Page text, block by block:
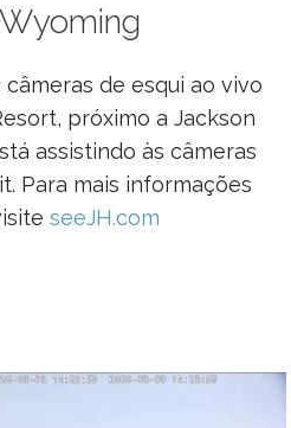
de esqui ao vivo
próximo a Jackson
assistindo às câmeras
Para mais informações
seeJH.com